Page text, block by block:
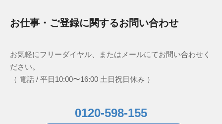
お仕事・ご登録に関するお問い合わせ
お気軽にフリーダイヤル、またはメールにてお問い合わせく
ださい。
（ 電話 / 平日10:00〜16:00 土日祝日休み ）
0120-598-155